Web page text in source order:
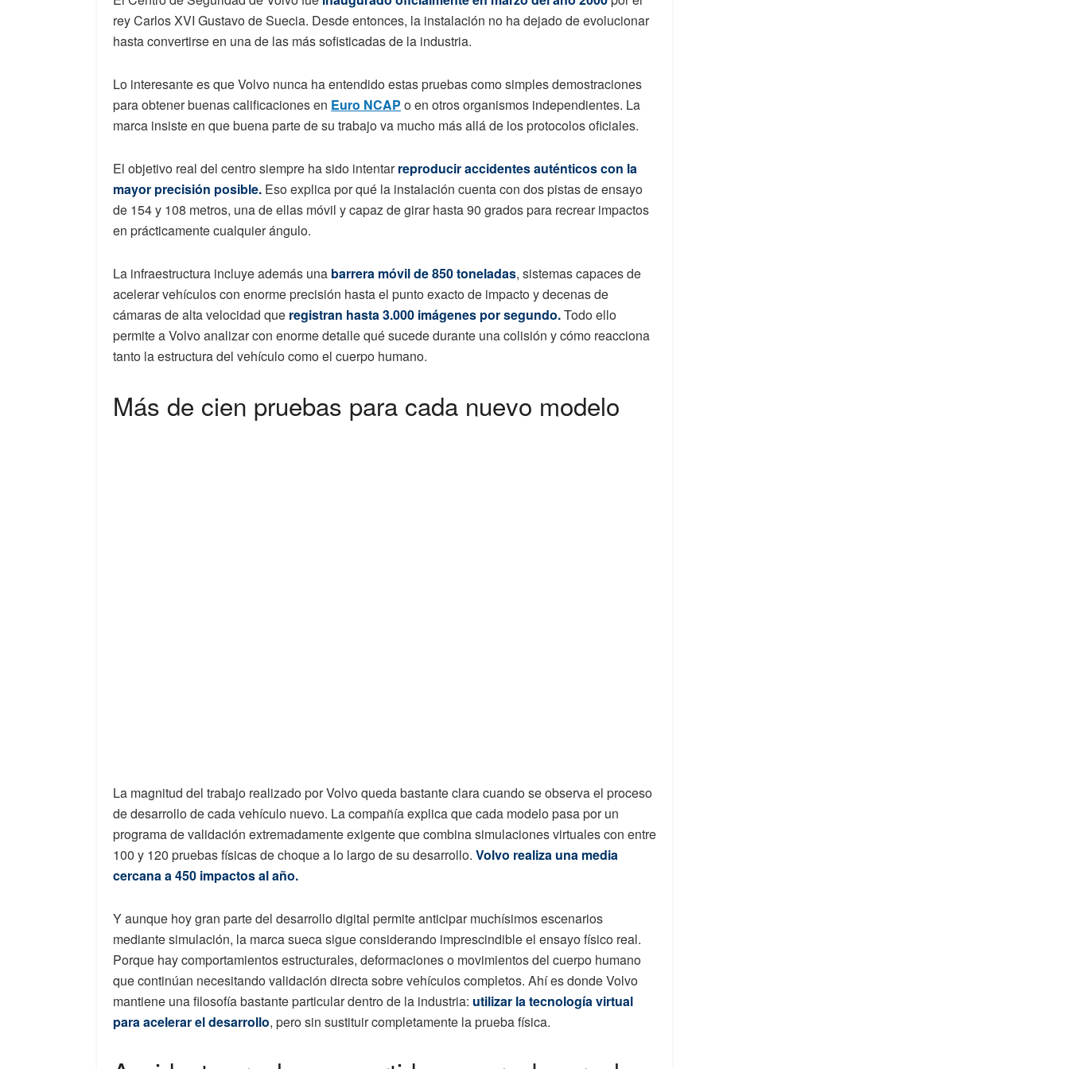
rey Carlos XVI Gustavo de Suecia. Desde entonces, la instalación no ha dejado de evolucionar
hasta convertirse en una de las más sofisticadas de la industria.
Lo interesante es que Volvo nunca ha entendido estas pruebas como simples demostraciones
para obtener buenas calificaciones en Euro NCAP o en otros organismos independientes. La
marca insiste en que buena parte de su trabajo va mucho más allá de los protocolos oficiales.
El objetivo real del centro siempre ha sido intentarreproducir accidentes auténticos con la
mayor precisión posible. Eso explica por qué la instalación cuenta con dos pistas de ensayo
de 154 y 108 metros, una de ellas móvil y capaz de girar hasta 90 grados para recrear impactos
en prácticamente cualquier ángulo.
La infraestructura incluye además una barrera móvil de 850 toneladas, sistemas capaces de
acelerar vehículos con enorme precisión hasta el punto exacto de impacto y decenas de
cámaras de alta velocidad que registran hasta 3.000 imágenes por segundo.Todo ello
permite a Volvo analizar con enorme detalle qué sucede durante una colisión y cómo reacciona
tanto la estructura del vehículo como el cuerpo humano.
Más de cien pruebas para cada nuevo modelo
La magnitud del trabajo realizado por Volvo queda bastante clara cuando se observa el proceso
de desarrollo de cada vehículo nuevo. La compañía explica que cada modelo pasa por un
programa de validación extremadamente exigente que combina simulaciones virtuales con entre
100 y 120 pruebas físicas de choque a lo largo de su desarrollo. Volvo realiza una media
cercana a 450 impactos al año.
Y aunque hoy gran parte del desarrollo digital permite anticipar muchísimos escenarios
mediante simulación, la marca sueca sigue considerando imprescindible el ensayo físico real.
Porque hay comportamientos estructurales, deformaciones o movimientos del cuerpo humano
que continúan necesitando validación directa sobre vehículos completos. Ahí es donde Volvo
mantiene una filosofía bastante particular dentro de la industria: utilizar la tecnología virtual
para acelerar el desarrollo, pero sin sustituir completamente la prueba física.